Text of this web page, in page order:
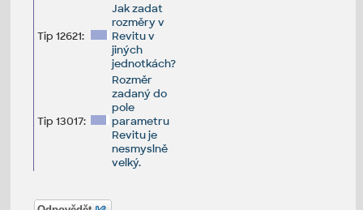
Tip 12621:
Jak zadat
rozměry v
Revitu v
jiných
jednotkách?
Tip 13017:
Rozměr
zadaný do
pole
parametru
Revitu je
nesmyslně
velký.